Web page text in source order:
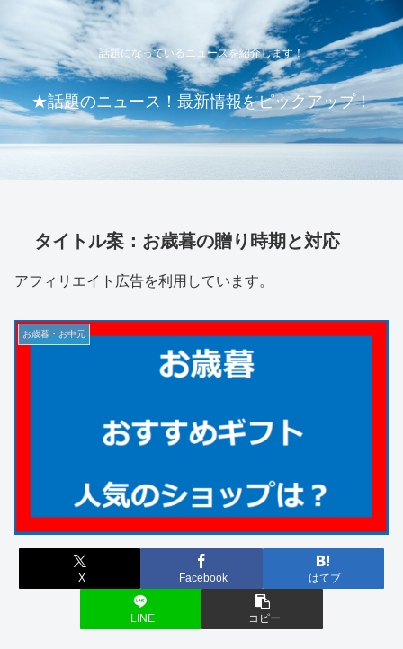
話題になっているニュースを紹介します！
★話題のニュース！最新情報をピックアップ！
タイトル案：お歳暮の贈り時期と対応
アフィリエイト広告を利用しています。
お歳暮・お中元
X Facebook はてブ
LINE コピー